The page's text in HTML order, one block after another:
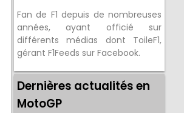
Fan de F1 depuis de nombreuses
années, ayant officié sur
différents médias dont ToileF1,
gérant F1Feeds sur Facebook.
Dernières actualités en
MotoGP